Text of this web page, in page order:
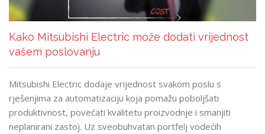
Kako Mitsubishi Electric može dodati vrijednost
vašem poslovanju
Mitsubishi Electric dodaje vrijednost svakom poslu s
rješenjima za automatizaciju koja pomažu poboljšati
produktivnost, povećati kvalitetu proizvodnje i smanjiti
neplanirani zastoj. Uz sveobuhvatan portfelj vodećih